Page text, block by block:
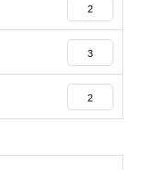
2
3
2